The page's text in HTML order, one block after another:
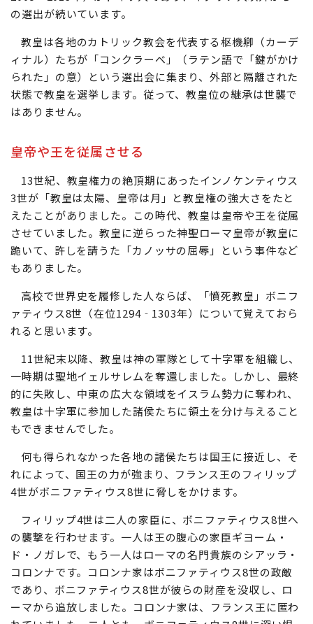
の選出が続いています。
教皇は各地のカトリック教会を代表する枢機卿（カーデ
ィナル）たちが「コンクラーベ」（ラテン語で「鍵がかけ
られた」の意）という選出会に集まり、外部と隔離された
状態で教皇を選挙します。従って、教皇位の継承は世襲で
はありません。
皇帝や王を従属させる
13世紀、教皇権力の絶頂期にあったインノケンティウス
3世が「教皇は太陽、皇帝は月」と教皇権の強大さをたと
えたことがありました。この時代、教皇は皇帝や王を従属
させていました。教皇に逆らった神聖ローマ皇帝が教皇に
跪いて、許しを請うた「カノッサの屈辱」という事件など
もありました。
高校で世界史を履修した人ならば、「憤死教皇」ボニフ
ァティウス8世（在位1294‐1303年）について覚えておら
れると思います。
11世紀末以降、教皇は神の軍隊として十字軍を組織し、
一時期は聖地イェルサレムを奪還しました。しかし、最終
的に失敗し、中東の広大な領域をイスラム勢力に奪われ、
教皇は十字軍に参加した諸侯たちに領土を分け与えること
もできませんでした。
何も得られなかった各地の諸侯たちは国王に接近し、そ
れによって、国王の力が強まり、フランス王のフィリップ
4世がボニファティウス8世に脅しをかけます。
フィリップ4世は二人の家臣に、ボニファティウス8世へ
の襲撃を行わせます。一人は王の腹心の家臣ギヨーム・
ド・ノガレで、もう一人はローマの名門貴族のシアッラ・
コロンナです。コロンナ家はボニファティウス8世の政敵
であり、ボニファティウス8世が彼らの財産を没収し、ロ
ーマから追放しました。コロンナ家は、フランス王に匿わ